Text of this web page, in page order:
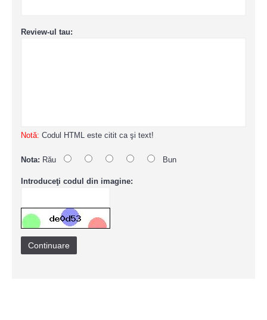
Review-ul tau:
Notă: Codul HTML este citit ca şi text!
Nota: Rău Bun
Introduceţi codul din imagine:
Continuare